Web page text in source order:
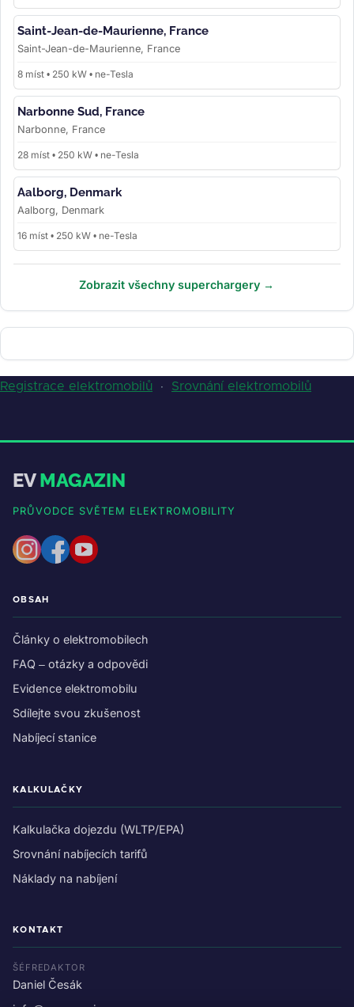
Saint-Jean-de-Maurienne, France
Saint-Jean-de-Maurienne, France
8 míst • 250 kW • ne-Tesla
Narbonne Sud, France
Narbonne, France
28 míst • 250 kW • ne-Tesla
Aalborg, Denmark
Aalborg, Denmark
16 míst • 250 kW • ne-Tesla
Zobrazit všechny superchargery →
Registrace elektromobilů · Srovnání elektromobilů
EVMAGAZIN
PRŮVODCE SVĚTEM ELEKTROMOBILITY
OBSAH
Články o elektromobilech
FAQ – otázky a odpovědi
Evidence elektromobilu
Sdílejte svou zkušenost
Nabíjecí stanice
KALKULAČKY
Kalkulačka dojezdu (WLTP/EPA)
Srovnání nabíjecích tarifů
Náklady na nabíjení
KONTAKT
ŠÉFREDAKTOR
Daniel Česák